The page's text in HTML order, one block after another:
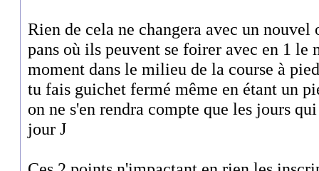
Rien de cela ne changera avec un
pans où ils peuvent se foirer avec en 1 le
moment dans le milieu de la course à
tu fais guichet fermé même en étant un
on ne s'en rendra compte que les jours
jour J